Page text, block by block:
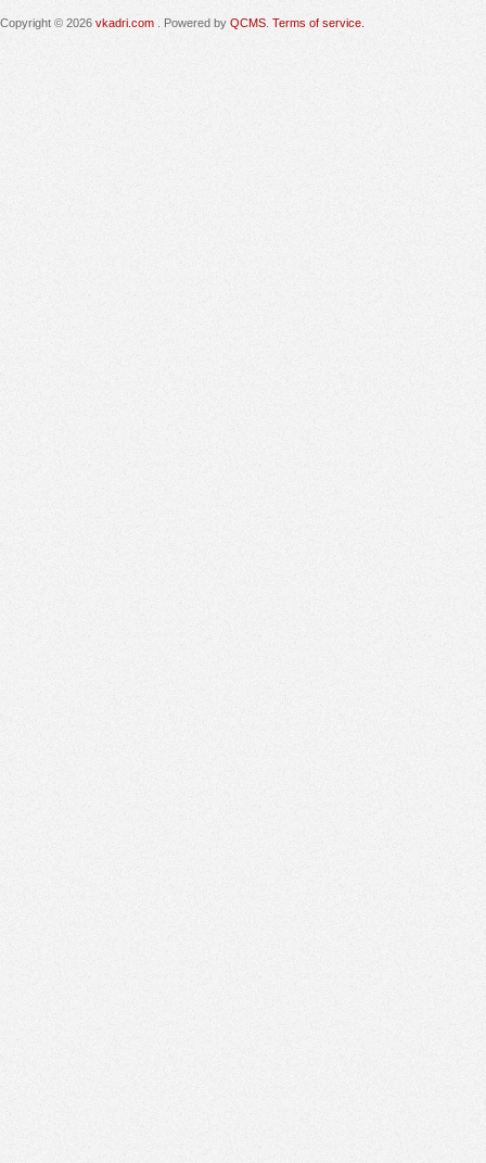
Copyright © 2026 vkadri.com . Powered by QCMS Terms of service.